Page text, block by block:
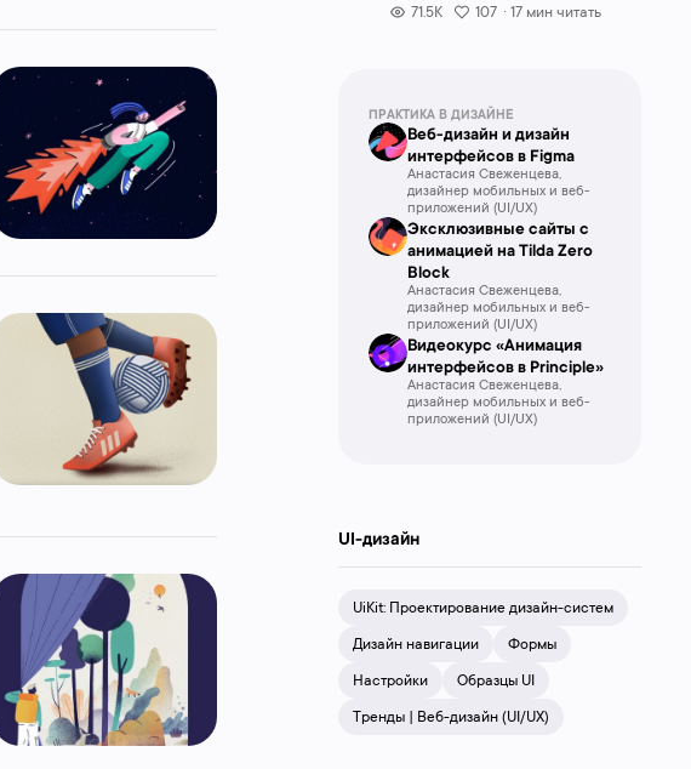
71.5K
107 · 17 мин читать
ПРАКТИКА В ДИЗАЙНЕ
Веб-дизайн и дизайн
интерфейсов в Figma
Анастасия Свеженцева,
дизайнер мобильных и веб-
приложений (UI/UX)
Эксклюзивные сайты с
анимацией на Tilda Zero
Block
Анастасия Свеженцева,
дизайнер мобильных и веб-
приложений (UI/UX)
Видеокурс «Анимация
интерфейсов в Principle»
Анастасия Свеженцева,
дизайнер мобильных и веб-
приложений (UI/UX)
UI-дизайн
UiKit: Проектирование дизайн-систем
Дизайн навигации Формы
Настройки Образцы UI
Тренды | Веб-дизайн (UI/UX)